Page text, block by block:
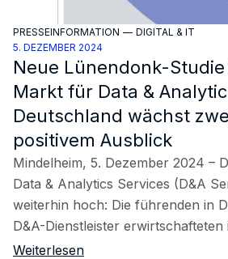
PRESSEINFORMATION — DIGITAL & IT
5. DEZEMBER 2024
Neue Lünendonk-
Markt für Data &
Deutschland wächst
positivem Ausblick
Mindelheim, 5. Dezember 2024 –
Data & Analytics Services (D&A
weiterhin hoch: Die führenden in
D&A-Dienstleister
Weiterlesen